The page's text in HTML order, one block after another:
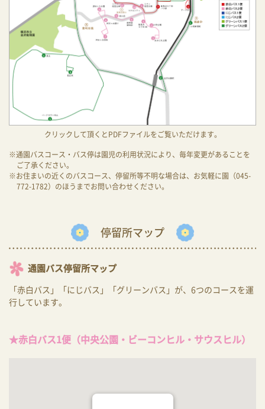
クリックして頂くとPDFファイルをご覧いただけます。
※通園バスコース・バス停は園児の利用状況により、毎年変更があることを
ご了承ください。
※お住まいの近くのバスコース、停留所等不明な場合は、お気軽に園（045-
772-1782）のほうまでお問い合わせください。
停留所マップ
通園バス停留所マップ
「赤白バス」「にじバス」「グリーンバス」が、6つのコースを運
行しています。
★赤白バス1便（中央公園・ビーコンヒル・サウスヒル）